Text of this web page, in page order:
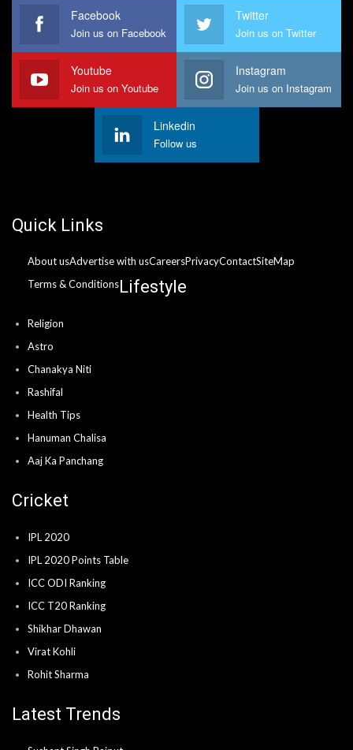
Facebook
Join us on Facebook
Twitter
Join us on Twitter
Youtube
Join us on Youtube
Instagram
Join us on Instagram
Linkedin
Follow us
Quick Links
About usAdvertise with usCareersPrivacyContactSiteMap
Terms & Conditions Lifestyle
Religion
Astro
Chanakya Niti
Rashifal
Health Tips
Hanuman Chalisa
Aaj Ka Panchang
Cricket
IPL 2020
IPL 2020 Points Table
ICC ODI Ranking
ICC T20 Ranking
Shikhar Dhawan
Virat Kohli
Rohit Sharma
Latest Trends